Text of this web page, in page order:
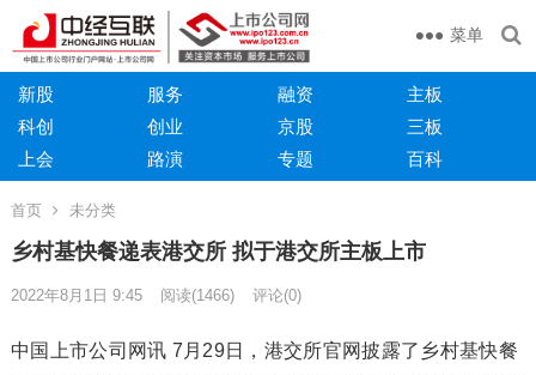
菜单
新股 服务 融资
主板
科创
创业 京股
三板
上会
路演 专题 百科
首页 未分类
乡村基快餐递表港交所 拟于港交所主板上市
2022年8月1日 9:45 阅读(1466) 评论(0)
中国上市公司网讯 7月29日，港交所官网披露了乡村基快餐